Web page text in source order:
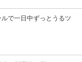
で一日中ずっとうるツ